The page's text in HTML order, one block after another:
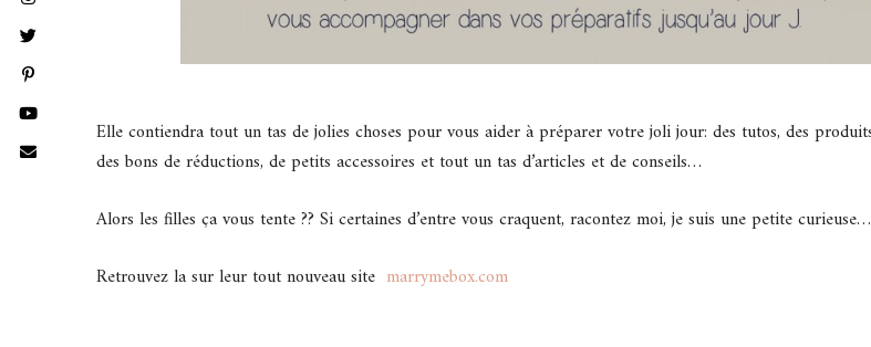
Elle contiendra tout un tas de jolies choses pour vous aider à préparer votre joli jour: des tutos, des
des bons de réductions, de petits accessoires et tout un tas d’articles et de conseils…
Alors les filles ça vous tente ?? Si certaines d’entre vous craquent, racontez moi, je suis une petite curieuse…
Retrouvez la sur leur tout nouveau site marrymebox.com